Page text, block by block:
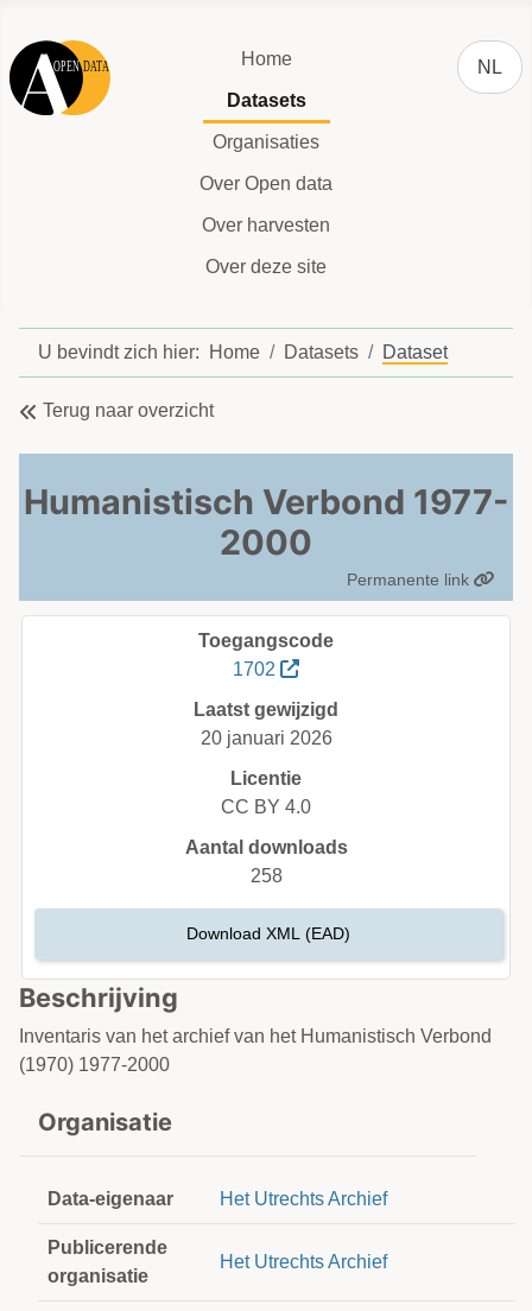
Home
Datasets
Organisaties
Over Open data
Over harvesten
Over deze site
NL
U bevindt zich hier: Home Datasets Dataset
Terug naar overzicht
Humanistisch Verbond 1977-
2000
Permanente link
Beschrijving
Inventaris van het archief van het Humanistisch Verbond
(1970) 1977-2000
Organisatie
Data-eigenaar Het Utrechts Archief
Publicerende
organisatie
Het Utrechts Archief
Toegangscode
1702
Laatst gewijzigd
20 januari 2026
Licentie
CC BY 4.0
Aantal downloads
258
Download XML (EAD)